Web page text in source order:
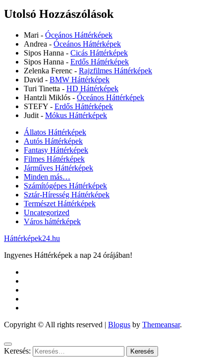
Utolsó Hozzászólások
Mari - Óceános Háttérképek
Andrea - Óceános Háttérképek
Sipos Hanna - Cicás Háttérképek
Sipos Hanna - Erdős Háttérképek
Zelenka Ferenc - Rajzfilmes Háttérképek
David - BMW Háttérképek
Turi Tinetta - HD Háttérképek
Hantzli Miklós - Óceános Háttérképek
STEFY - Erdős Háttérképek
Judit - Mókus Háttérképek
Állatos Háttérképek
Autós Háttérképek
Fantasy Háttérképek
Filmes Háttérképek
Járműves Háttérképek
Minden más…
Számítógépes Háttérképek
Sztár-Híresség Háttérképek
Természet Háttérképek
Uncategorized
Város háttérképek
Háttérképek24.hu
Ingyenes Háttérképek a nap 24 órájában!
Copyright © All rights reserved | Blogus by Themeansar.
Keresés: